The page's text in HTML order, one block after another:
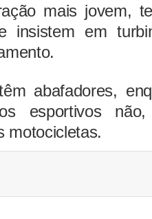
mais jovem,
insistem em
abafadores,
esportivos
motocicletas.